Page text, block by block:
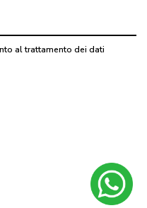
al trattamento dei dati